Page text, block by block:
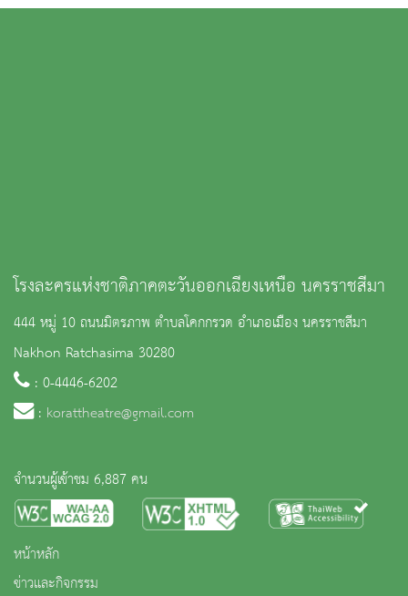
โรงละครแห่งชาติภาคตะวันออกเฉียงเหนือ นครราชสีมา
444 หมู่ 10 ถนนมิตรภาพ ตำบลโคกกรวด อำเภอเมือง นครราชสีมา
Nakhon Ratchasima 30280
: 0-4446-6202
: korattheatre@gmail.com
จำนวนผู้เข้าชม 6,887 คน
หน้าหลัก
ข่าวและกิจกรรม